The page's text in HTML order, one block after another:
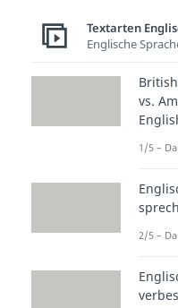
Textarten
Englische
vs.
1/5 –
2/5 –